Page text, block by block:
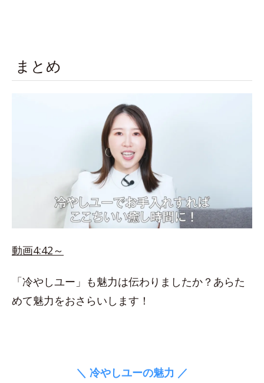
まとめ
動画4:42～
「冷やしユー」も魅力は伝わりましたか？あらた
めて魅力をおさらいします！
＼ 冷やしユーの魅力 ／